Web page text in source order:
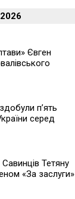
Євген
п’ять
серед
Савинців Тетяну
«За заслуги»